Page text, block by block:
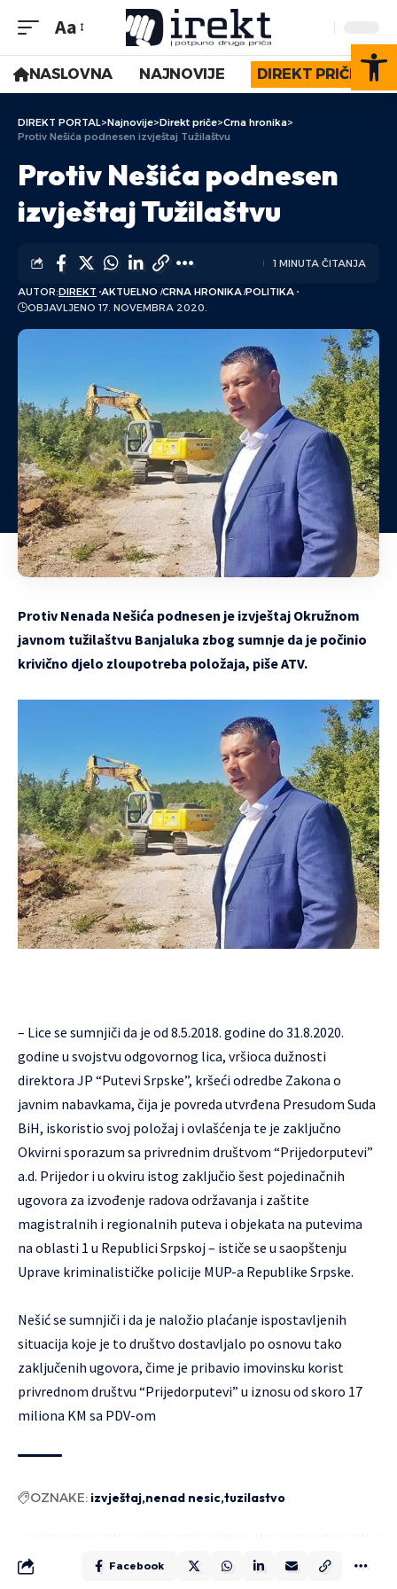
Aa
NASLOVNA NAJNOVIJE DIREKT PRIČE
DIREKT PORTAL>Najnovije>Direkt priče>Crna hronika>
Protiv Nešića podnesen izvještaj Tužilaštvu
Protiv Nešića podnesen
izvještaj Tužilaštvu
AUTOR:DIREKT AKTUELNO CRNA HRONIKA POLITIKA
OBJAVLJENO 17. NOVEMBRA 2020.
1 MINUTA ČITANJA
Protiv Nenada Nešića podnesen je izvještaj Okružnom
javnom tužilaštvu Banjaluka zbog sumnje da je počinio
krivično djelo zloupotreba položaja, piše ATV.
– Lice se sumnjiči da je od 8.5.2018. godine do 31.8.2020.
godine u svojstvu odgovornog lica, vršioca dužnosti
direktora ЈP “Putevi Srpske”, kršeći odredbe Zakona o
javnim nabavkama, čija je povreda utvrđena Presudom Suda
BiH, iskoristio svoj položaj i ovlašćenja te je zaključno
Okvirni sporazum sa privrednim društvom “Prijedorputevi”
a.d. Prijedor i u okviru istog zaključio šest pojedinačnih
ugovora za izvođenje radova održavanja i zaštite
magistralnih i regionalnih puteva i objekata na putevima
na oblasti 1 u Republici Srpskoj – ističe se u saopštenju
Uprave kriminalističke policije MUP-a Republike Srpske.
Nešić se sumnjiči i da je naložio plaćanje ispostavljenih
situacija koje je to društvo dostavljalo po osnovu tako
zaključenih ugovora, čime je pribavio imovinsku korist
privrednom društvu “Prijedorputevi” u iznosu od skoro 17
miliona KM sa PDV-om
OZNAKE: izvještaj nenad nesic tuzilastvo
Facebook